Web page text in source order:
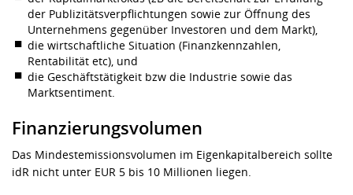
der Publizitätsverpflichtungen sowie zur Öffnung des
Unternehmens gegenüber Investoren und dem Markt),
die wirtschaftliche Situation (Finanzkennzahlen,
Rentabilität etc), und
die Geschäftstätigkeit bzw die Industrie sowie das
Marktsentiment.
Finanzierungsvolumen
Das Mindestemissionsvolumen im Eigenkapitalbereich sollte
idR nicht unter EUR 5 bis 10 Millionen liegen.